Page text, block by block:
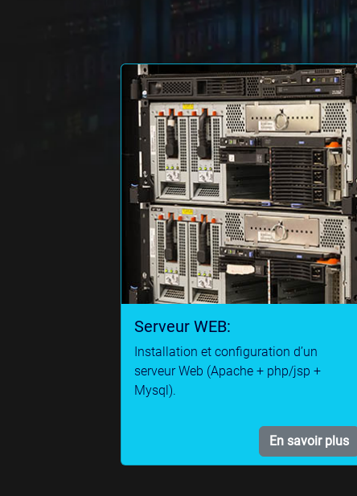
Serveur WEB:
Installation et configuration d’un
serveur Web (Apache + php/jsp +
Mysql).
En savoir plus